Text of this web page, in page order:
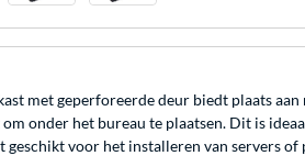
met geperforeerde deur biedt plaats
onder het bureau te plaatsen. Dit is
voor het installeren van servers